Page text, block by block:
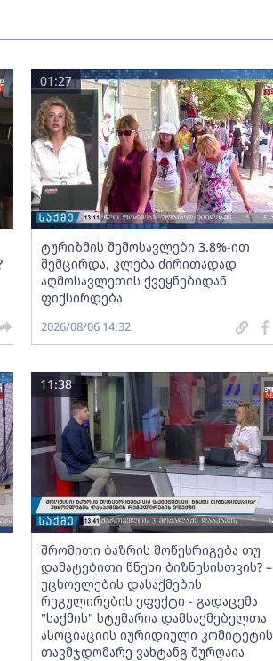
ტურიზმის შემოსავლები 3.8%-ით
შემცირდა, კლება ძირითადად
აღმოსავლეთის ქვეყნებიდან
ფიქსირდება
01:27
2026/08/06 14:32
შრომითი ბაზრის მოწესრიგება თუ
დამატებითი წნეხი ბიზნესისთვის? –
უცხოელების დასაქმების
რეგულირების ეფექტი - გადაცემა
"საქმის" სტუმარია დამსაქმებელთა
ასოციაციის იურიდიული კომიტეტის
თავმჯდომარე ვახტანგ შურღაია
11:38